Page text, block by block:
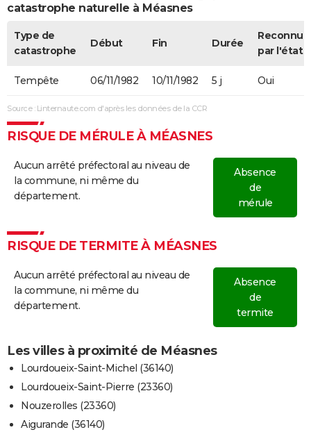
catastrophe naturelle à Méasnes
Type de
catastrophe
Début Fin Durée
Reconnue
par l'état
Tempête 06/11/1982 10/11/1982 5 j Oui
Source : Linternaute.com d'après les données de la CCR
RISQUE DE MÉRULE À MÉASNES
Aucun arrêté préfectoral au niveau de
la commune, ni même du
département.
Absence
de
mérule
RISQUE DE TERMITE À MÉASNES
Aucun arrêté préfectoral au niveau de
la commune, ni même du
département.
Absence
de
termite
Les villes à proximité de Méasnes
Lourdoueix-Saint-Michel (36140)
Lourdoueix-Saint-Pierre (23360)
Nouzerolles (23360)
Aigurande (36140)